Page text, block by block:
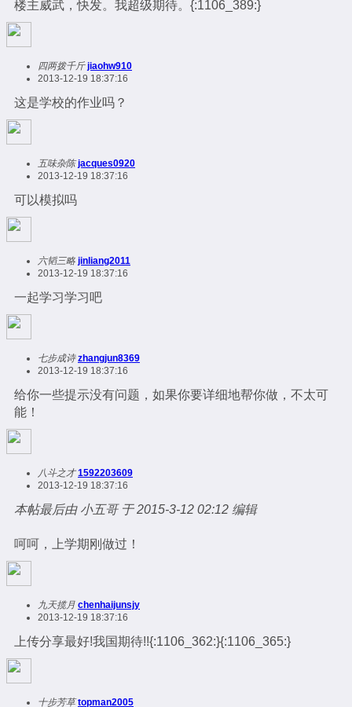
楼主威武，快发。我超级期待。{:1106_389:}
四两拨千斤 jiaohw910
2013-12-19 18:37:16
这是学校的作业吗？
五味杂陈 jacques0920
2013-12-19 18:37:16
可以模拟吗
六韬三略 jinliang2011
2013-12-19 18:37:16
一起学习学习吧
七步成诗 zhangjun8369
2013-12-19 18:37:16
给你一些提示没有问题，如果你要详细地帮你做，不太可
能！
八斗之才 1592203609
2013-12-19 18:37:16
本帖最后由 小五哥 于 2015-3-12 02:12 编辑
呵呵，上学期刚做过！
九天揽月 chenhaijunsjy
2013-12-19 18:37:16
上传分享最好!我国期待!!{:1106_362:}{:1106_365:}
十步芳草 topman2005